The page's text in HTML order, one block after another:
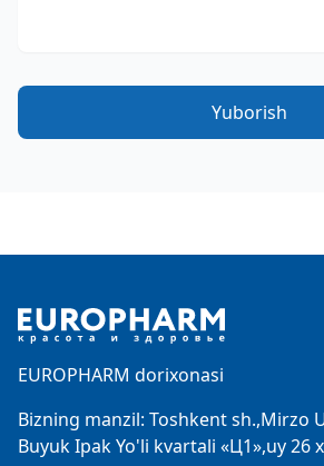
Yuborish
EUROPHARM dorixonasi
Bizning manzil: Toshkent sh.,Mirzo
Buyuk Ipak Yo'li kvartali «Ц1»,uy 26